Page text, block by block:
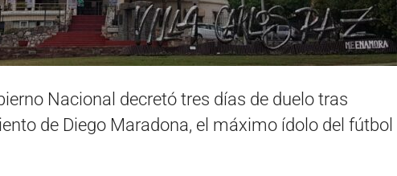
Nacional decretó tres días de duelo tras
de Diego Maradona, el máximo ídolo del fútbol